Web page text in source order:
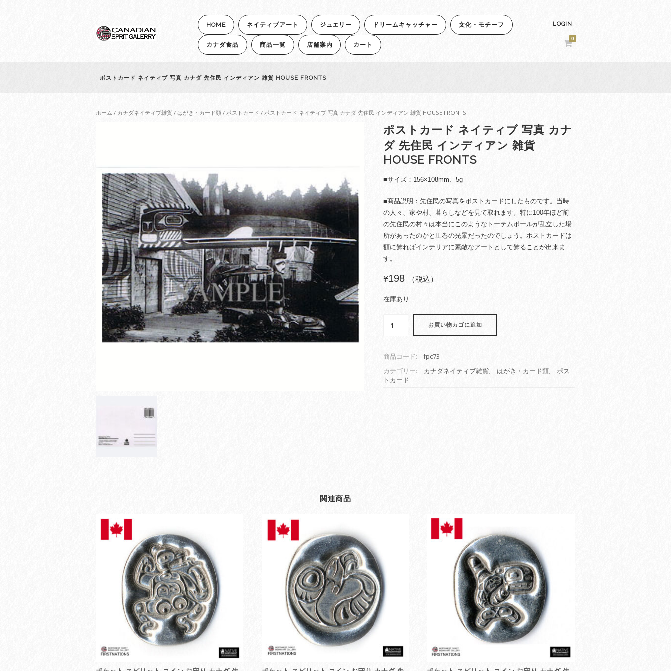
HOME ネイティブアート ジュエリー ドリームキャッチャー 文化・モチーフ
カナダ食品 商品一覧 店舗案内 カート
LOGIN
0
ポストカード ネイティブ 写真 カナダ 先住民 インディアン 雑貨 HOUSE FRONTS
ホーム / カナダネイティブ雑貨 / はがき・カード類 / ポストカード / ポストカード ネイティブ 写真 カナダ 先住民 インディアン 雑貨 HOUSE FRONTS
ポストカード ネイティブ 写真 カナ
ダ 先住民 インディアン 雑貨
HOUSE FRONTS
■サイズ：156×108mm、5g
■商品説明：先住民の写真をポストカードにしたものです。当時
の人々、家や村、暮らしなどを見て取れます。特に100年ほど前
の先住民の村々は本当にこのようなトーテムポールが乱立した場
所があったのかと圧巻の光景だったのでしょう。ポストカードは
額に飾ればインテリアに素敵なアートとして飾ることが出来ま
す。
¥198 （税込）
在庫あり
ー
ド
ネ
ン
雑
貨
HOUSE
お買い物カゴに追加
商品コード:
fpc73
カテゴリー:
カナダネイティブ雑貨, はがき・カード類,
ポス
トカード
関連商品